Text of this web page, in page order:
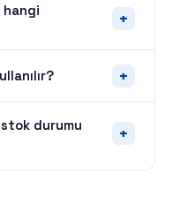
hangi
+
+
durumu
+